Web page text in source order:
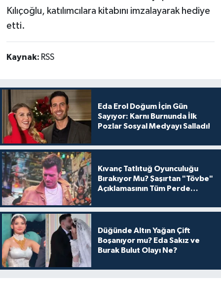
Kılıçoğlu, katılımcılara kitabını imzalayarak hediye
etti.
Kaynak: RSS
Eda Erol Doğum İçin Gün
Sayıyor: Karnı Burnunda İlk
Pozlar Sosyal Medyayı Salladı!
Kıvanç Tatlıtuğ Oyunculuğu
Bırakıyor Mu? Şaşırtan "Tövbe"
Açıklamasının Tüm Perde
Düğünde Altın Yağan Çift
Boşanıyor mu? Eda Sakız ve
Burak Bulut Olayı Ne?